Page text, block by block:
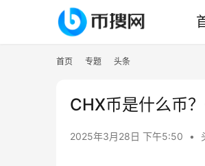
首页 专题 头条
CHX币是什么币
2025年3月28日 下午5:50 •